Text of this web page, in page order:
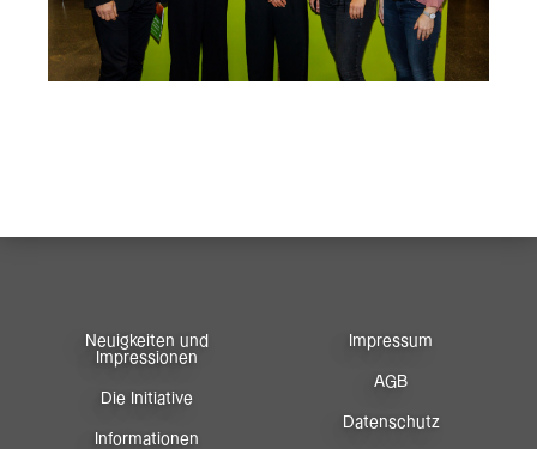
Neuigkeiten und
Impressionen
Die Initiative
Informationen
Impressum
AGB
Datenschutz